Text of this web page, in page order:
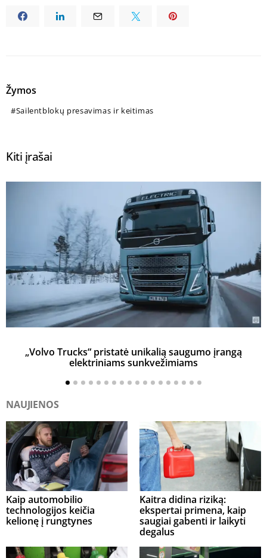
Žymos
Sailentblokų presavimas ir keitimas
Kiti įrašai
„Volvo Trucks“ pristatė unikalią saugumo įrangą
elektriniams sunkvežimiams
NAUJIENOS
Kaip automobilio
technologijos keičia
kelionę į rungtynes
Kaitra didina riziką:
ekspertai primena, kaip
saugiai gabenti ir laikyti
degalus